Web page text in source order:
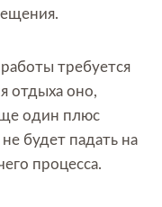
требуется
отдыха оно,
один плюс
будет падать на
процесса.